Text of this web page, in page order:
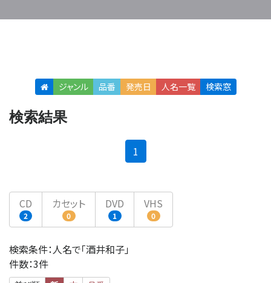
ジャンル 品番 発売日 人名一覧 検索窓
検索結果
1
CD
2
カセット
0
DVD
1
VHS
0
検索条件：人名で「酒井和子」
件数：3件